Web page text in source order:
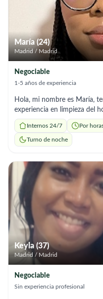
rutinas, llevar a la escuela
(acompañamiento, apoyo
Limpieza general del hogar
mantenimiento) en empresas o
disponible en cualquier
disponibilidad completa madridliza15@gmail.com Móvil
María (24)
Madrid / Madrid
Negociable
1-5 años de experiencia
Hola, mi nombre es María,
experiencia en limpieza del
niños y adultos. Soy una
atenta, con una actitud
limpieza, me encargo de
agradables. Además, tengo
adultos, brindando
necesidades diarias. Me
comprometida con el
puntual, de confianza y me
responsabilidad para que las
cómodas. Estoy disponible
regular, según lo que
con experiencia y vocación
contactarme. ¡Estaré
Internos 24/7 Por
Turno de noche
Keyla (37)
Madrid / Madrid
Negociable
Sin experiencia profesional